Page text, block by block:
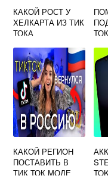
КАКОЙ РОСТ У
ХЕЛКАРТА ИЗ ТИК
ТОКА
КАКОЙ РЕГИОН
ПОСТАВИТЬ В
ТИК ТОК МОДЕ